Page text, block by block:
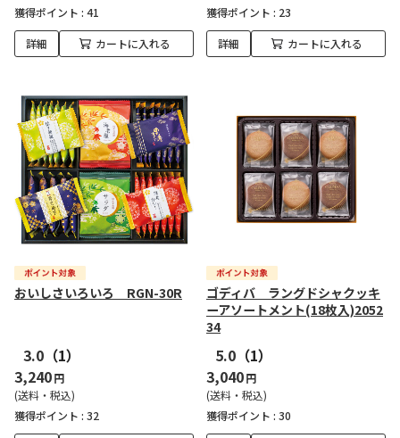
獲得ポイント : 41
詳細 カートに入れる
獲得ポイント : 23
詳細 カートに入れる
おいしさいろいろ RGN-30R
3.0 （1）
3,240円
(送料・税込)
獲得ポイント : 32
ゴディバ ラングドシャクッキ
ーアソートメント(18枚入)2052
34
5.0 （1）
3,040円
(送料・税込)
獲得ポイント : 30